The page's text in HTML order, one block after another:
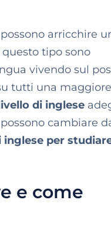
arricchire
tipo sono
vivendo sul
tutti una maggiore
di inglese
cambiare
inglese per
e come